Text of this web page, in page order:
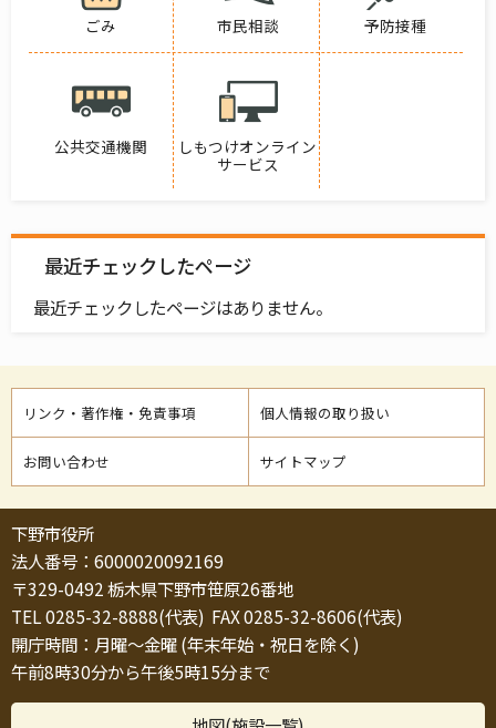
ごみ 市民相談 予防接種
公共交通機関
しもつけオンライン
サービス
最近チェックしたページ
最近チェックしたページはありません。
リンク・著作権・免責事項 個人情報の取り扱い
お問い合わせ サイトマップ
下野市役所
法人番号：6000020092169
〒329-0492 栃木県下野市笹原26番地
TEL 0285-32-8888(代表) FAX 0285-32-8606(代表)
開庁時間：月曜～金曜 (年末年始・祝日を除く)
午前8時30分から午後5時15分まで